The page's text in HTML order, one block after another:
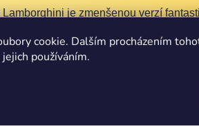
cookie. Dalším procházením
používáním.
je zmenšenou verzí
je zmenšenou verzí
z komponentů nejvyšší kvality a